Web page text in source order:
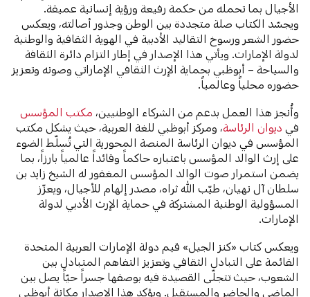
الأجيال بما تحمله من حكمة رفيعة ورؤية إنسانية عميقة.
ويجسّد الكتاب صلة متجددة بين الوطن وجذور أصالته، ويعكس
حضور الشعر ورسوخ التقاليد الأدبية في الهوية الثقافية والوطنية
لدولة الإمارات. ويأتي هذا الإصدار في إطار التزام دائرة الثقافة
والسياحة – أبوظبي بحماية الإرث الثقافي الإماراتي وصونه وتعزيز
حضوره محلياً وعالمياً.
وأُنجز هذا العمل بدعم من الشركاء الوطنيين، مكتب المؤسس
في ديوان الرئاسة، ومركز أبوظبي للغة العربية، حيث يشكل مكتب
المؤسس في ديوان الرئاسة المنصة المحورية التي تُسلّط الضوء
على إرث الوالد المؤسس باعتباره حاكماً وقائداً عالمياً بارزاً، بما
يضمن استمرار صوت الوالد المؤسس المغفور له الشيخ زايد بن
سلطان آل نهيان، طيّب الله ثراه، مصدر إلهام للأجيال، ويعزّز
المسؤولية الوطنية المشتركة في حماية الإرث الأدبي لدولة
الإمارات.
ويعكس كتاب «كنز الجيل» قيم دولة الإمارات العربية المتحدة
القائمة على التبادل الثقافي وتعزيز التفاهم المتبادل بين
الشعوب، حيث تتجلّى القصيدة فيه بوصفها جسراً حيّاً يصل بين
الماضي والحاضر والمستقبل. ويؤكد هذا الإصدار مكانة أبوظبي